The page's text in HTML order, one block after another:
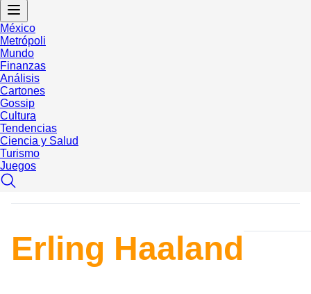
México
Metrópoli
Mundo
Finanzas
Análisis
Cartones
Gossip
Cultura
Tendencias
Ciencia y Salud
Turismo
Juegos
Erling Haaland